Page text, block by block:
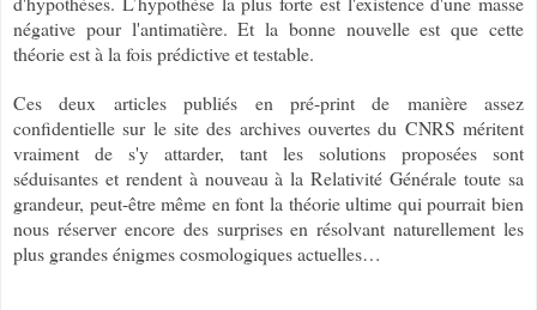
négative pour l'antimatière. Et la bonne nouvelle est que cette
théorie est à la fois prédictive et testable.
Ces deux articles publiés en pré-print de manière assez
confidentielle sur le site des archives ouvertes du CNRS méritent
vraiment de s'y attarder, tant les solutions proposées sont
séduisantes et rendent à nouveau à la Relativité Générale toute sa
grandeur, peut-être même en font la théorie ultime qui pourrait bien
nous réserver encore des surprises en résolvant naturellement les
plus grandes énigmes cosmologiques actuelles…